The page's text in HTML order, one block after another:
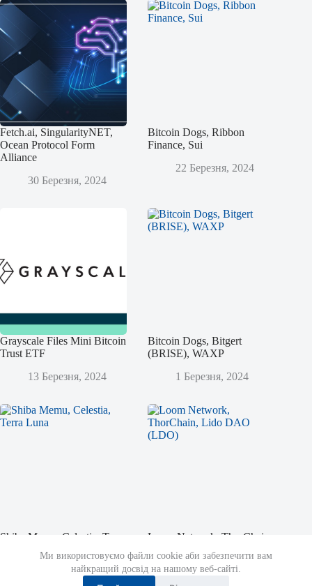
Ми використовуємо файли cookie аби забезпечити вам
найкращий досвід на нашому веб-сайті.
Fetch.ai, SingularityNET,
Ocean Protocol Form
Alliance
30 Березня, 2024
Bitcoin Dogs, Ribbon
Finance, Sui
22 Березня, 2024
Grayscale Files Mini Bitcoin
Trust ETF
13 Березня, 2024
Bitcoin Dogs, Bitgert
(BRISE), WAXP
1 Березня, 2024
Shiba Memu, Celestia, Terra
12 Листопада, 2023
Loom Network, ThorChain,
Lido DAO (LDO)
14 Жовтня, 2023